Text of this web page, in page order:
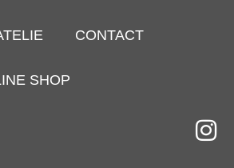
CONTACT
SHOP